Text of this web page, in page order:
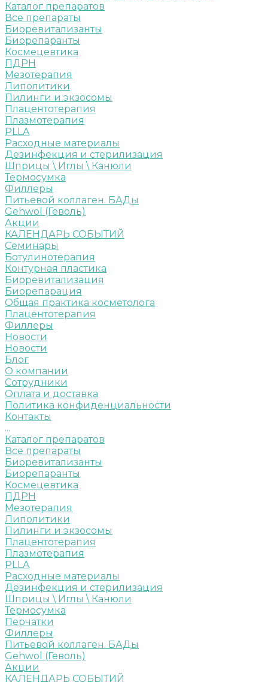
Каталог препаратов
Все препараты
Биоревитализанты
Биорепаранты
Космецевтика
ПДРН
Мезотерапия
Липолитики
Пилинги и экзосомы
Плацентотерапия
Плазмотерапия
PLLA
Расходные материалы
Дезинфекция и стерилизация
Шприцы \ Иглы \ Канюли
Термосумка
Филлеры
Питьевой коллаген. БАДы
Gehwol (Геволь)
Акции
КАЛЕНДАРЬ СОБЫТИЙ
Семинары
Ботулинотерапия
Контурная пластика
Биоревитализация
Биорепарация
Общая практика косметолога
Плацентотерапия
Филлеры
Новости
Новости
Блог
О компании
Сотрудники
Оплата и доставка
Политика конфиденциальности
Контакты
...
Каталог препаратов
Все препараты
Биоревитализанты
Биорепаранты
Космецевтика
ПДРН
Мезотерапия
Липолитики
Пилинги и экзосомы
Плацентотерапия
Плазмотерапия
PLLA
Расходные материалы
Дезинфекция и стерилизация
Шприцы \ Иглы \ Канюли
Термосумка
Перчатки
Филлеры
Питьевой коллаген. БАДы
Gehwol (Геволь)
Акции
КАЛЕНДАРЬ СОБЫТИЙ